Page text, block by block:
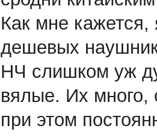
Как мне
дешевых
НЧ слишком уж
вялые. Их много,
при этом